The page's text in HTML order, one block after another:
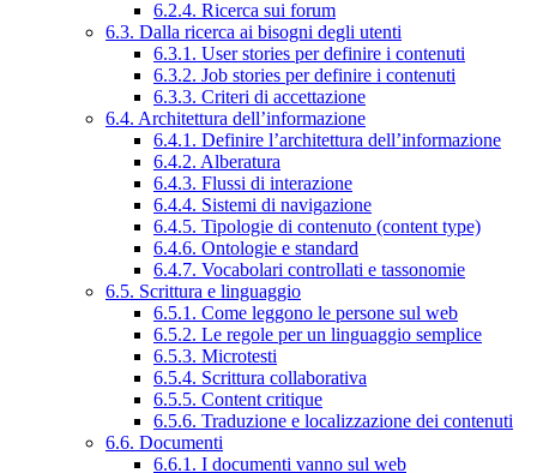
6.2.4. Ricerca sui forum
6.3. Dalla ricerca ai bisogni degli utenti
6.3.1. User stories per definire i contenuti
6.3.2. Job stories per definire i contenuti
6.3.3. Criteri di accettazione
6.4. Architettura dell’informazione
6.4.1. Definire l’architettura dell’informazione
6.4.2. Alberatura
6.4.3. Flussi di interazione
6.4.4. Sistemi di navigazione
6.4.5. Tipologie di contenuto (content type)
6.4.6. Ontologie e standard
6.4.7. Vocabolari controllati e tassonomie
6.5. Scrittura e linguaggio
6.5.1. Come leggono le persone sul web
6.5.2. Le regole per un linguaggio semplice
6.5.3. Microtesti
6.5.4. Scrittura collaborativa
6.5.5. Content critique
6.5.6. Traduzione e localizzazione dei contenuti
6.6. Documenti
6.6.1. I documenti vanno sul web